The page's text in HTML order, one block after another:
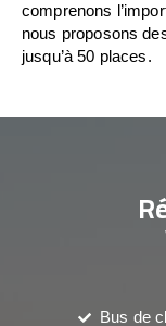
comprenons
nous proposons
jusqu’à 50 places.
Bus de